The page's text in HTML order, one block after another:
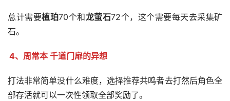
总计需要植珀70个和龙萤石72个，这个需要每天去采集矿
石。
4、周常本 千道门扉的异想
打法非常简单没什么难度，选择推荐共鸣者去打然后角色全
部存活就可以一次性领取全部奖励了。